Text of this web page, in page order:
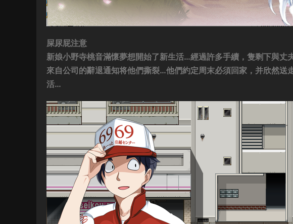
屎尿屁注意
新娘小野寺桃音滿懷夢想開始了新生活…經過許多手續，隻剩下與丈
來自公司的辭退通知将他們撕裂…他們約定周末必須回家，并欣然
活…